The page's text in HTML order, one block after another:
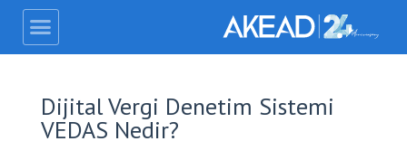
Dijital Vergi Denetim Sistemi
VEDAS Nedir?